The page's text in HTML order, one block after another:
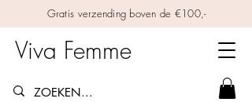
Gratis verzending boven de €100,-
Viva Femme